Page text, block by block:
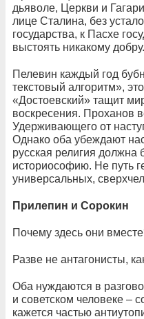
дьяволе, Церкви и
лице Сталина, без
государства, к Пасхе
выстоять никакому добру.
Пелевин каждый год
текстовый алгоритм»,
«Достоевский» тащит
воскресения. Проханов
Удерживающего от
Однако оба убеждают
русская религия должна
историософию. Не путь
универсальных,
Прилепин и Сорокин
Почему здесь они
Разве не антагонисты,
Оба нуждаются в
и советском человеке –
кажется частью